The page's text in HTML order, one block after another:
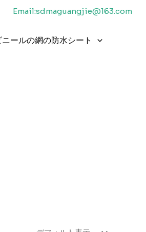
Email:sdmaguangjie@163.com
ールの網の防水シート